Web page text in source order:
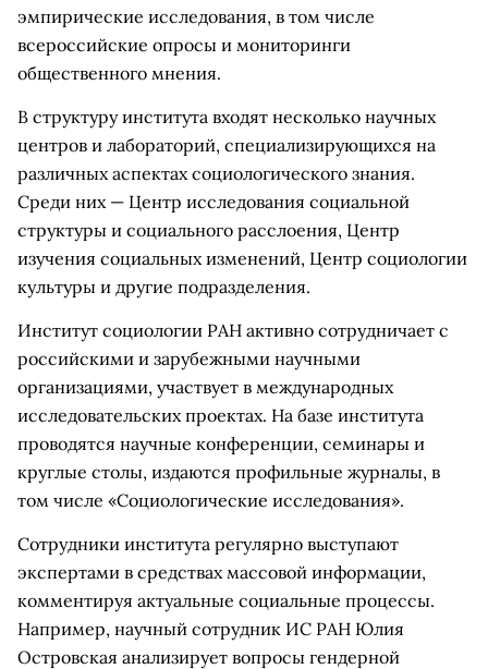
эмпирические исследования, в том числе
всероссийские опросы и мониторинги
общественного мнения.
В структуру института входят несколько научных
центров и лабораторий, специализирующихся на
различных аспектах социологического знания.
Среди них — Центр исследования социальной
структуры и социального расслоения, Центр
изучения социальных изменений, Центр социологии
культуры и другие подразделения.
Институт социологии РАН активно сотрудничает с
российскими и зарубежными научными
организациями, участвует в международных
исследовательских проектах. На базе института
проводятся научные конференции, семинары и
круглые столы, издаются профильные журналы, в
том числе «Социологические исследования».
Сотрудники института регулярно выступают
экспертами в средствах массовой информации,
комментируя актуальные социальные процессы.
Например, научный сотрудник ИС РАН Юлия
Островская анализирует вопросы гендерной